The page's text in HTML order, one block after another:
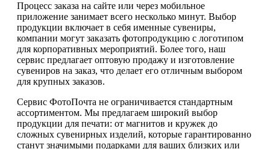
Процесс заказа на сайте или через мобильное
приложение занимает всего несколько минут. Выбор
продукции включает в себя именные сувениры,
компании могут заказать фотопродукцию с логотипом
для корпоративных мероприятий. Более того, наш
сервис предлагает оптовую продажу и изготовление
сувениров на заказ, что делает его отличным выбором
для крупных заказов.
Сервис ФотоПочта не ограничивается стандартным
ассортиментом. Мы предлагаем широкий выбор
продукции для печати: от магнитов и кружек до
сложных сувенирных изделий, которые гарантированно
станут значимыми подарками для ваших близких или